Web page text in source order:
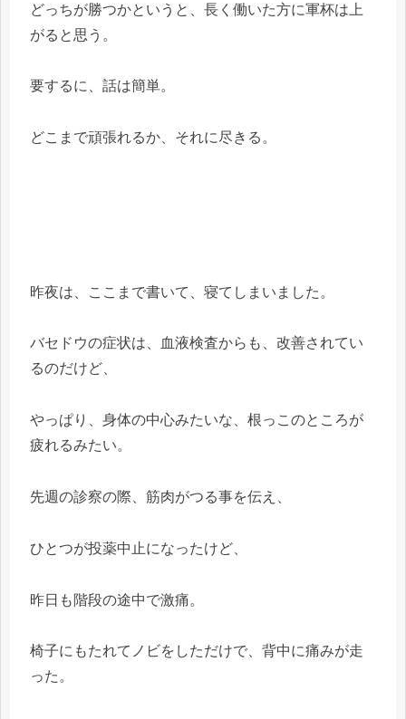
どっちが勝つかというと、長く働いた方に軍杯は上
がると思う。
要するに、話は簡単。
どこまで頑張れるか、それに尽きる。
昨夜は、ここまで書いて、寝てしまいました。
バセドウの症状は、血液検査からも、改善されてい
るのだけど、
やっぱり、身体の中心みたいな、根っこのところが
疲れるみたい。
先週の診察の際、筋肉がつる事を伝え、
ひとつが投薬中止になったけど、
昨日も階段の途中で激痛。
椅子にもたれてノビをしただけで、背中に痛みが走
った。